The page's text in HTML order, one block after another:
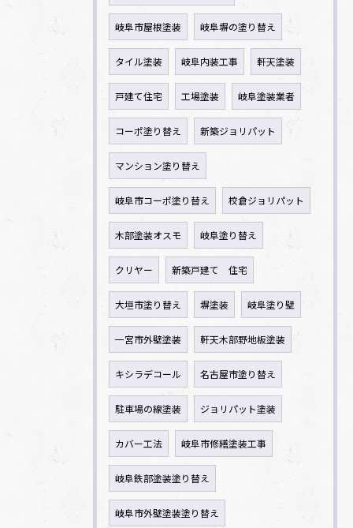
岐阜市屋根塗装 岐阜塀の塗り替え
タイル塗装 岐阜内装工事 軒天塗装
戸建て住宅 工場塗装 岐阜塗装業者
コーポ塗り替え 新築ジョリパット
マンション塗り替え
岐阜市コーポ塗り替え 校倉ジョリパット
木部塗装オスモ 岐阜塗り替え
クリヤー 新築戸建て 住宅
大垣市塗り替え 塀塗装 岐阜塗り壁
一宮市外壁塗装 軒天木部野地板塗装
キシラデコール 名古屋市塗り替え
駐車場の線塗装 ジョリパット塗装
カバー工法 岐阜市修繕塗装工事
岐阜鉄部塗装塗り替え
岐阜市外壁塗装塗り替え